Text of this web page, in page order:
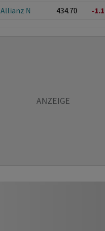
Allianz N
434.70 -